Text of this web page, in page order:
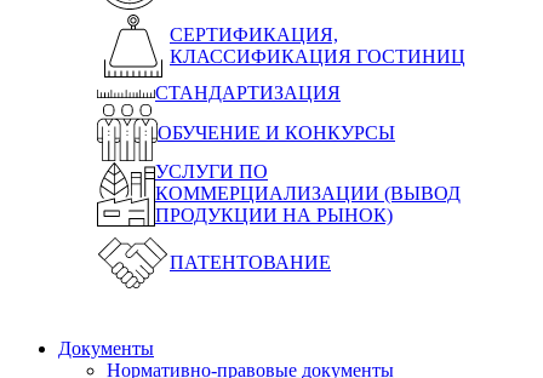
СЕРТИФИКАЦИЯ,
КЛАССИФИКАЦИЯ ГОСТИНИЦ
СТАНДАРТИЗАЦИЯ
ОБУЧЕНИЕ И КОНКУРСЫ
УСЛУГИ ПО
КОММЕРЦИАЛИЗАЦИИ (ВЫВОД
ПРОДУКЦИИ НА РЫНОК)
ПАТЕНТОВАНИЕ
Документы
Нормативно-правовые документы